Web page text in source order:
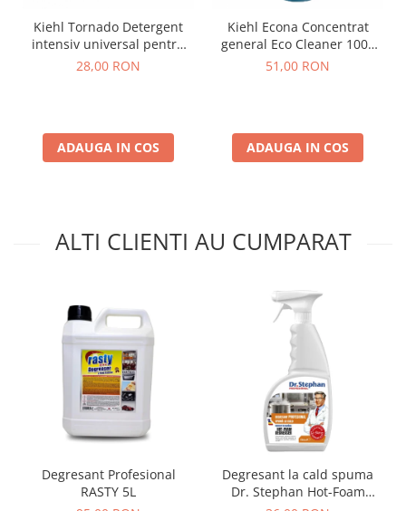
Kiehl Tornado Detergent
intensiv universal pentru
curatenia de intretinere a
28,00 RON
ADAUGA IN COS
Kiehl Econa Concentrat
general Eco Cleaner 1000
ml
51,00 RON
ADAUGA IN COS
ALTI CLIENTI AU CUMPARAT
Degresant Profesional
RASTY 5L
Degresant la cald spuma
Dr. Stephan Hot-Foam